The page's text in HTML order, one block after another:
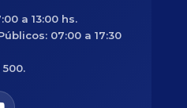
a 13:00 hs.
07:00 a 17:30